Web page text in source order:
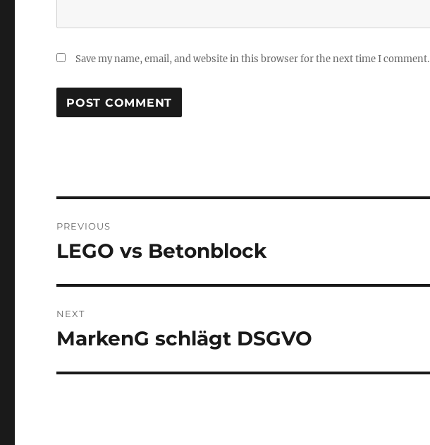
Save my name, email, and website in this browser for the next time I comment.
navigation
PREVIOUS
Previous
LEGO vs Betonblock
NEXT
Next
MarkenG schlägt DSGVO